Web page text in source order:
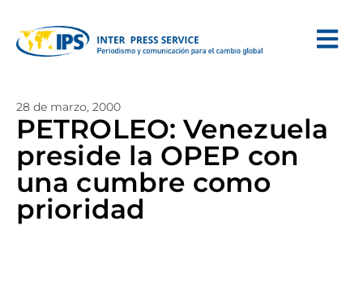
28 de marzo, 2000
PETROLEO: Venezuela
preside la OPEP con
una cumbre como
prioridad